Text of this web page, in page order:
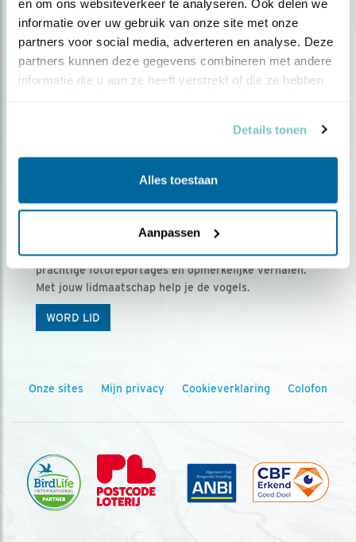
en om ons websiteverkeer te analyseren. Ook delen we
informatie over uw gebruik van onze site met onze
partners voor social media, adverteren en analyse. Deze
partners kunnen deze gegevens combineren met andere
informatie die u aan ze heeft verstrekt of die ze hebben
Details tonen
Alles toestaan
Aanpassen
Ontvang 5 x Vogels voor € 36,00 per jaar
Vogels is het tijdschrift voor onze leden, met
prachtige fotoreportages en opmerkelijke verhalen.
Met jouw lidmaatschap help je de vogels.
WORD LID
Onze sites Mijn privacy Cookieverklaring Colofon